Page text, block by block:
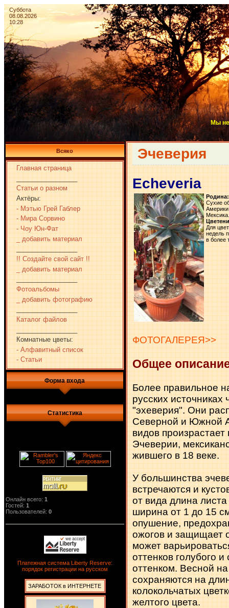
Суббота
08.08.2026
10:28
Мы не
Всяко
Главная страница
Статьи о разном
Актёры:
- Мэтью Грей Габлер
- Мира Сорвино
- Чоу Юн-Фат
_ добавить материал
!! Создайте свой сайт !!
_ добавить материал
Фотоальбомы
_ добавить фотографию
Каталог файлов
Комнатные цветы:
- Алфавитный список
- Статьи
Форма входа
Статистика
Онлайн всего: 1
Гостей: 1
Пользователей: 0
Платежная система Liberty Reserve:
порядок регистрации на русском
ЗАРАБОТОК в ИНТЕРНЕТЕ
Эчеверия
Echeveria
Родина:
Сухие
Мексика.
Для
недель
в более
ФОТОГАЛЕРЕЯ>>
Общее
Более правильное
русских
"эхеверия". Они
Северной и Южной
видов
Эчеверии,
жившего в 18 веке.
У большинства
встречаются и
от вида длина
ширина от 1 до 15
опушение,
ожогов и защищает
может
оттенков голубого
оттенком. Весной
сохраняются на
колокольчатых
желтого цвета.